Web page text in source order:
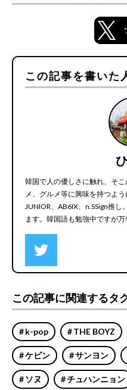
この記事を書いた
韓国で人の優しさに触れ、そ
メ、グルメ等に興味を持つよ
JUNIOR、AB6IX、n.SSign推し
ます。韓国語も勉強中ですが万
この記事に関連するタ
k-pop THE BOYZ
ケビン サンヨン
ソヌ チュハンニョン